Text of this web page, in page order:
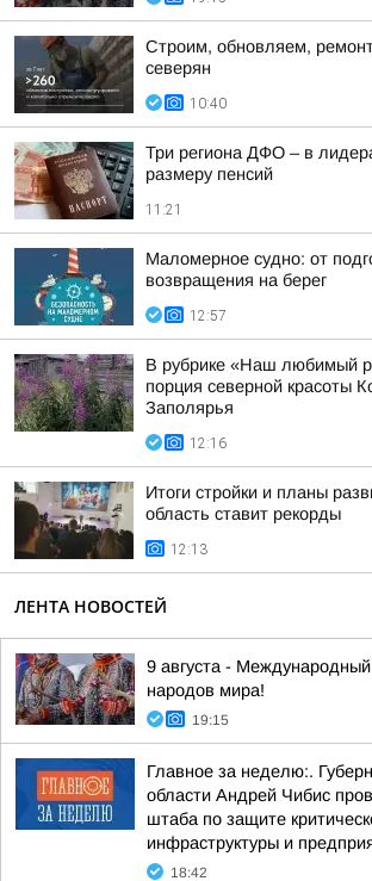
Строим, обновляем,
северян
10:40
Три региона ДФО – в
размеру пенсий
11:21
Маломерное судно: от
возвращения на берег
12:57
В рубрике «Наш любимый
порция северной красоты
Заполярья
12:16
Итоги стройки и планы
область ставит рекорды
12:13
ЛЕНТА НОВОСТЕЙ
9 августа -
народов мира!
19:15
Главное за неделю:.
области Андрей Чибис
штаба по защите
инфраструктуры и
18:42